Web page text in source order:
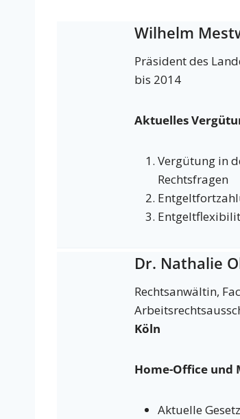
Wilhelm
Präsident des
bis 2014
Aktuelles
Vergütung in
Rechtsfragen
Dr. Nathalie
Rechtsanwältin,
Köln
Home-Office und
Aktuelle